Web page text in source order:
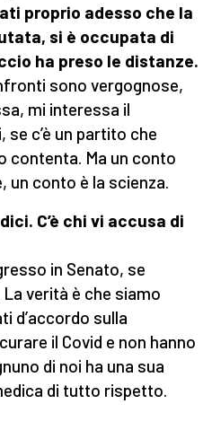
proprio adesso che la
si è occupata di
ha preso le distanze.
sono vergognose,
mi interessa il
c’è un partito che
contenta. Ma un conto
un conto è la scienza.
C’è chi vi accusa di
in Senato, se
verità è che siamo
d’accordo sulla
il Covid e non hanno
di noi ha una sua
di tutto rispetto.